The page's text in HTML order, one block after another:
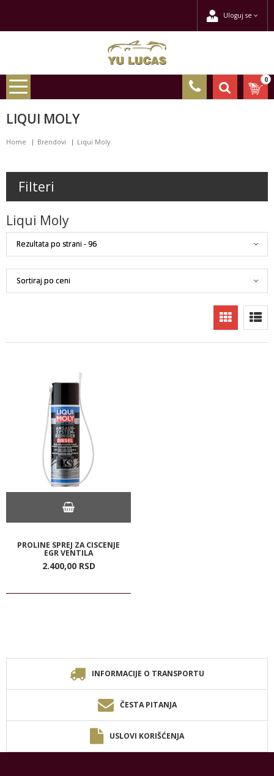
Uloguj se
0
LIQUI MOLY
Home Brendovi Liqui Moly
Filteri
Liqui Moly
PROLINE SPREJ ZA CISCENJE
EGR VENTILA
2.400,00 RSD
INFORMACIJE O TRANSPORTU
ČESTA PITANJA
USLOVI KORIŠĆENJA